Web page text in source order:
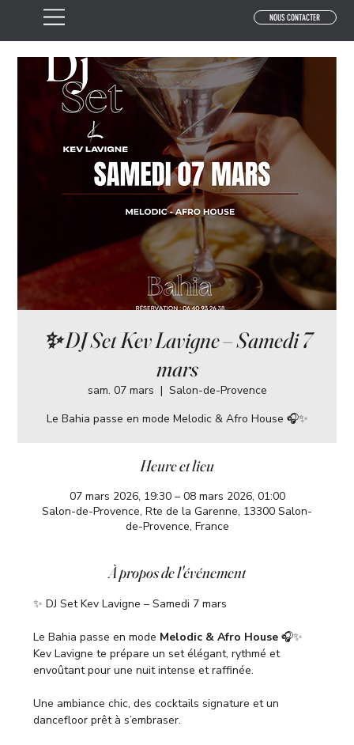
NOUS CONTACTER
✨ DJ Set Kev Lavigne – Samedi 7
mars
sam. 07 mars
  |
Salon-de-Provence
Le Bahia passe en mode Melodic & Afro House 🎧✨
Heure et lieu
07 mars 2026, 19:30 – 08 mars 2026, 01:00
Salon-de-Provence, Rte de la Garenne, 13300 Salon-
de-Provence, France
À propos de l'événement
✨ DJ Set Kev Lavigne – Samedi 7 mars
Le Bahia passe en mode Melodic & Afro House 🎧✨
Kev Lavigne te prépare un set élégant, rythmé et
envoûtant pour une nuit intense et raffinée.
Une ambiance chic, des cocktails signature et un
dancefloor prêt à s’embraser.